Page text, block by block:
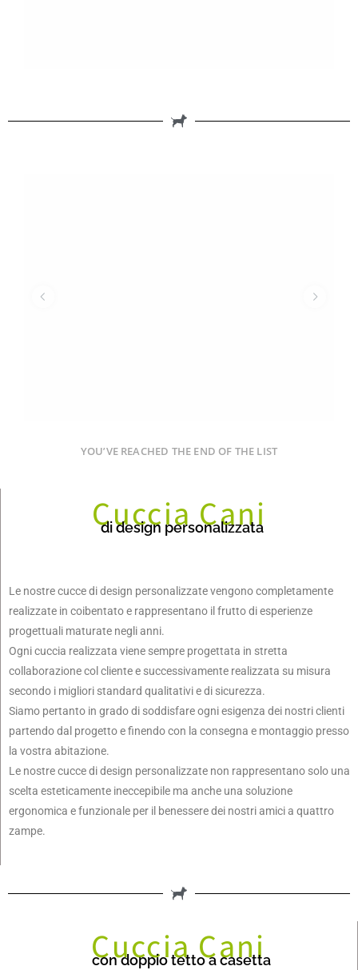
YOU’VE REACHED THE END OF THE LIST
Cuccia Cani
di design personalizzata
Le nostre cucce di design personalizzate vengono completamente
realizzate in coibentato e rappresentano il frutto di esperienze
progettuali maturate negli anni.
Ogni cuccia realizzata viene sempre progettata in stretta
collaborazione col cliente e successivamente realizzata su misura
secondo i migliori standard qualitativi e di sicurezza.
Siamo pertanto in grado di soddisfare ogni esigenza dei nostri clienti
partendo dal progetto e finendo con la consegna e montaggio presso
la vostra abitazione.
Le nostre cucce di design personalizzate non rappresentano solo una
scelta esteticamente ineccepibile ma anche una soluzione
ergonomica e funzionale per il benessere dei nostri amici a quattro
zampe.
Cuccia Cani
con doppio tetto a casetta